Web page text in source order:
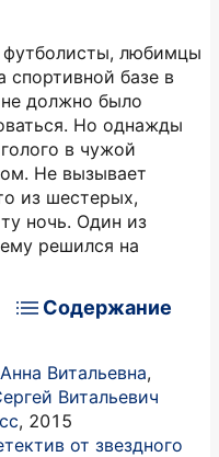
любимцы
спортивной базе в
должно было
Но однажды
в чужой
Не вызывает
из шестерых,
ночь. Один из
решился на
Содержание
Витальевна,
Витальевич
, 2015
от звездного